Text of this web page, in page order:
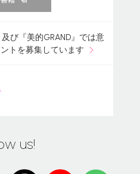
び『美的GRAND』では意
トを募集しています
us!